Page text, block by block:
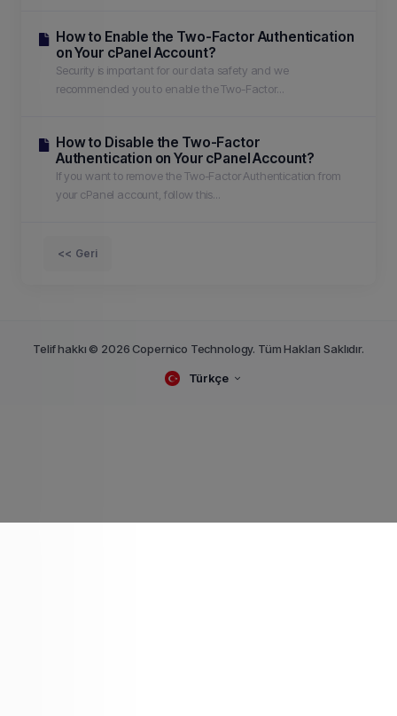
How to Enable the Two-Factor Authentication
on Your cPanel Account?
Security is important for our data safety and we
recommended you to enable the Two-Factor...
How to Disable the Two-Factor
Authentication on Your cPanel Account?
If you want to remove the Two-Factor Authentication from
your cPanel account, follow this...
<< Geri
Telif hakkı © 2026 Copernico Technology. Tüm Hakları Saklıdır.
Türkçe